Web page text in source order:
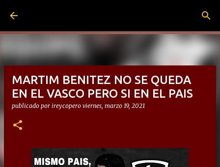
MARTIM BENITEZ NO SE QUEDA
EN EL VASCO PERO SI EN EL PAIS
publicado por ireycopero viernes, marzo 19, 2021